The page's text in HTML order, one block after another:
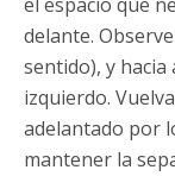
delante.
sentido), y
izquierdo.
adelantado por
mantener la